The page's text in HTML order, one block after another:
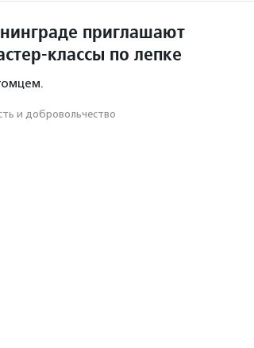
приглашают
классы по лепке
и доброволь­чест­во